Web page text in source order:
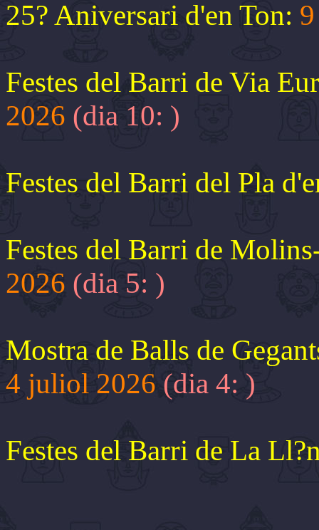
25? Aniversari d'en Ton:
Festes del Barri de Via
2026 (dia 10: )
Festes del Barri del Pla
Festes del Barri de
2026 (dia 5: )
Mostra de Balls de
4 juliol 2026 (dia 4: )
Festes del Barri de La